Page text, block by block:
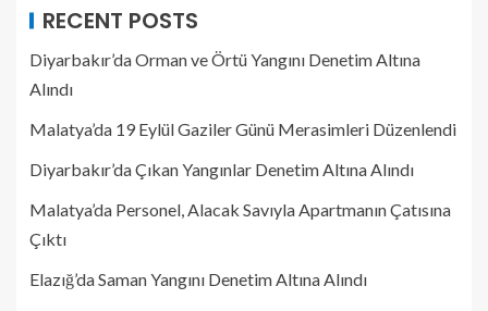
RECENT POSTS
Diyarbakır’da Orman ve Örtü Yangını Denetim Altına
Alındı
Malatya’da 19 Eylül Gaziler Günü Merasimleri Düzenlendi
Diyarbakır’da Çıkan Yangınlar Denetim Altına Alındı
Malatya’da Personel, Alacak Savıyla Apartmanın Çatısına
Çıktı
Elazığ’da Saman Yangını Denetim Altına Alındı